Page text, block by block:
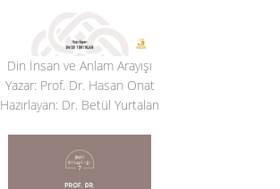
Din İnsan ve Anlam Arayışı
Yazar: Prof. Dr. Hasan Onat
Hazırlayan: Dr. Betül Yurtalan